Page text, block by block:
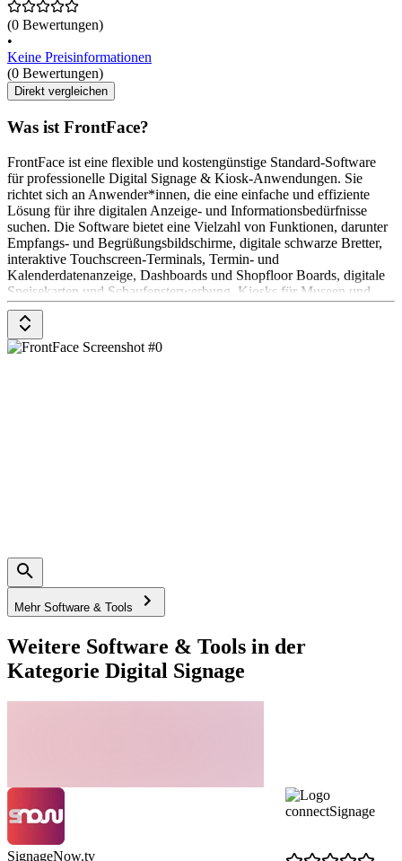
(0 Bewertungen)
•
Keine Preisinformationen
(0 Bewertungen)
Direkt vergleichen
Was ist FrontFace?
FrontFace ist eine flexible und kostengünstige Standard-Software
für professionelle Digital Signage & Kiosk-Anwendungen. Sie
richtet sich an Anwender*innen, die eine einfache und effiziente
Lösung für ihre digitalen Anzeige- und Informationsbedürfnisse
suchen. Die Software bietet eine Vielzahl von Funktionen, darunter
Empfangs- und Begrüßungsbildschirme, digitale schwarze Bretter,
interaktive Touchscreen-Terminals, Termin- und
Kalenderdatenanzeige, Dashboards und Shopfloor Boards, digitale
Speisekarten und Schaufensterwerbung, Kiosks für Museen und
Ausstellungen, und Multi-Screen und LED-Matrix-Videowalls. Das
Pricing-Modell von FrontFace ist eine dauerhafte Lizenz ohne
laufende Kosten, kein Server erforderlich, kein Abonnement, kein
SaaS und keine spezielle Hardware erforderlich.
Mehr Software & Tools
Weitere Software & Tools in der
Kategorie Digital Signage
SignageNow.tv
connectSignage